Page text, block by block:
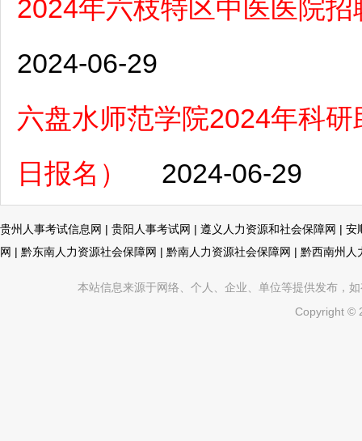
2024年六枝特区中医医院
2024-06-29
六盘水师范学院2024年科
日报名）
2024-06-29
贵州人事考试信息网 | 贵阳人事考试网 | 遵义人力资源和社会保障网 | 安
网 | 黔东南人力资源社会保障网 | 黔南人力资源社会保障网 | 黔西南州人
本站信息来源于网络、个人、企业、单位等提供发布，
Copyright ©